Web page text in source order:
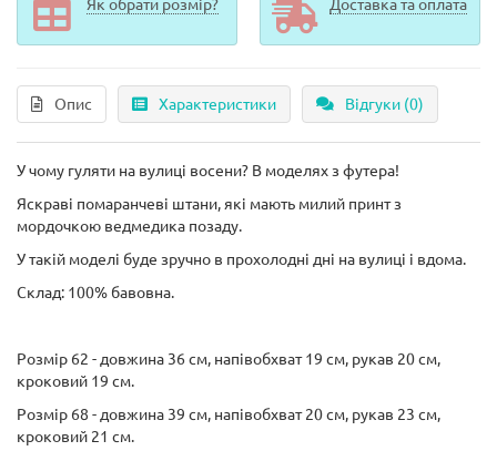
Як обрати розмір? Доставка та оплата
Опис Характеристики Відгуки (0)
У чому гуляти на вулиці восени? В моделях з футера!
Яскраві помаранчеві штани, які мають милий принт з
мордочкою ведмедика позаду.
У такій моделі буде зручно в прохолодні дні на вулиці і вдома.
Склад: 100% бавовна.
Розмір 62 - довжина 36 см, напівобхват 19 см, рукав 20 см,
кроковий 19 см.
Розмір 68 - довжина 39 см, напівобхват 20 см, рукав 23 см,
кроковий 21 см.